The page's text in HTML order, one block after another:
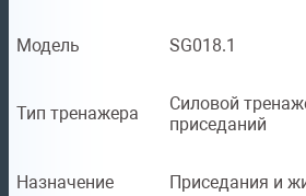
Модель SG018.1
Тип тренажера
Силовой
приседаний
Назначение Приседания и